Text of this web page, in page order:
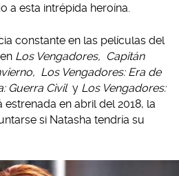
a esta intrépida heroína.
constante en las películas del
Los Vengadores, Capitán
Los Vengadores: Era de
Guerra Civil y Los Vengadores:
estrenada en abril del 2018, la
si Natasha tendría su